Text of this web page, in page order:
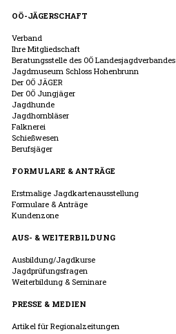
OÖ-JÄGERSCHAFT
Verband
Ihre Mitgliedschaft
Beratungsstelle des OÖ Landesjagdverbandes
Jagdmuseum Schloss Hohenbrunn
Der OÖ JÄGER
Der OÖ Jungjäger
Jagdhunde
Jagdhornbläser
Falknerei
Schießwesen
Berufsjäger
FORMULARE & ANTRÄGE
Erstmalige Jagdkartenausstellung
Formulare & Anträge
Kundenzone
AUS- & WEITERBILDUNG
Ausbildung/Jagdkurse
Jagdprüfungsfragen
Weiterbildung & Seminare
PRESSE & MEDIEN
Artikel für Regionalzeitungen